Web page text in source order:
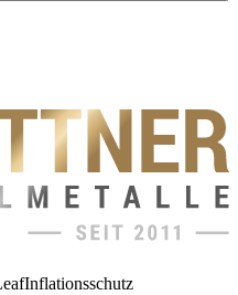
Inflationsschutz